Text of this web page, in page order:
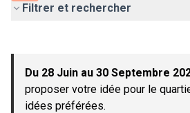
Filtrer et rechercher
−
Du 28 Juin au 30 Septembre
proposer votre idée pour le
idées préférées.